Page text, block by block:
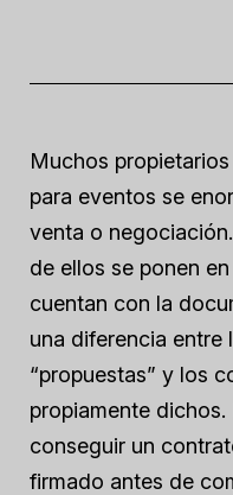
Muchos
para eventos se
venta o
de ellos se ponen
cuentan con la
una diferencia entre
“propuestas” y los
propiamente
conseguir un
firmado antes de